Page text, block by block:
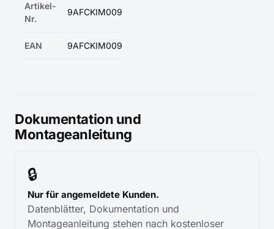
Artikel-
Nr.
9AFCKIM009
EAN 9AFCKIM009
Dokumentation und
Montageanleitung
🔒
Nur für angemeldete Kunden.
Datenblätter, Dokumentation und
Montageanleitung stehen nach kostenloser